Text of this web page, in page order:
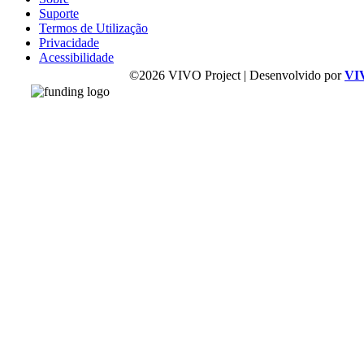
Suporte
Termos de Utilização
Privacidade
Acessibilidade
©2026 VIVO Project | Desenvolvido por